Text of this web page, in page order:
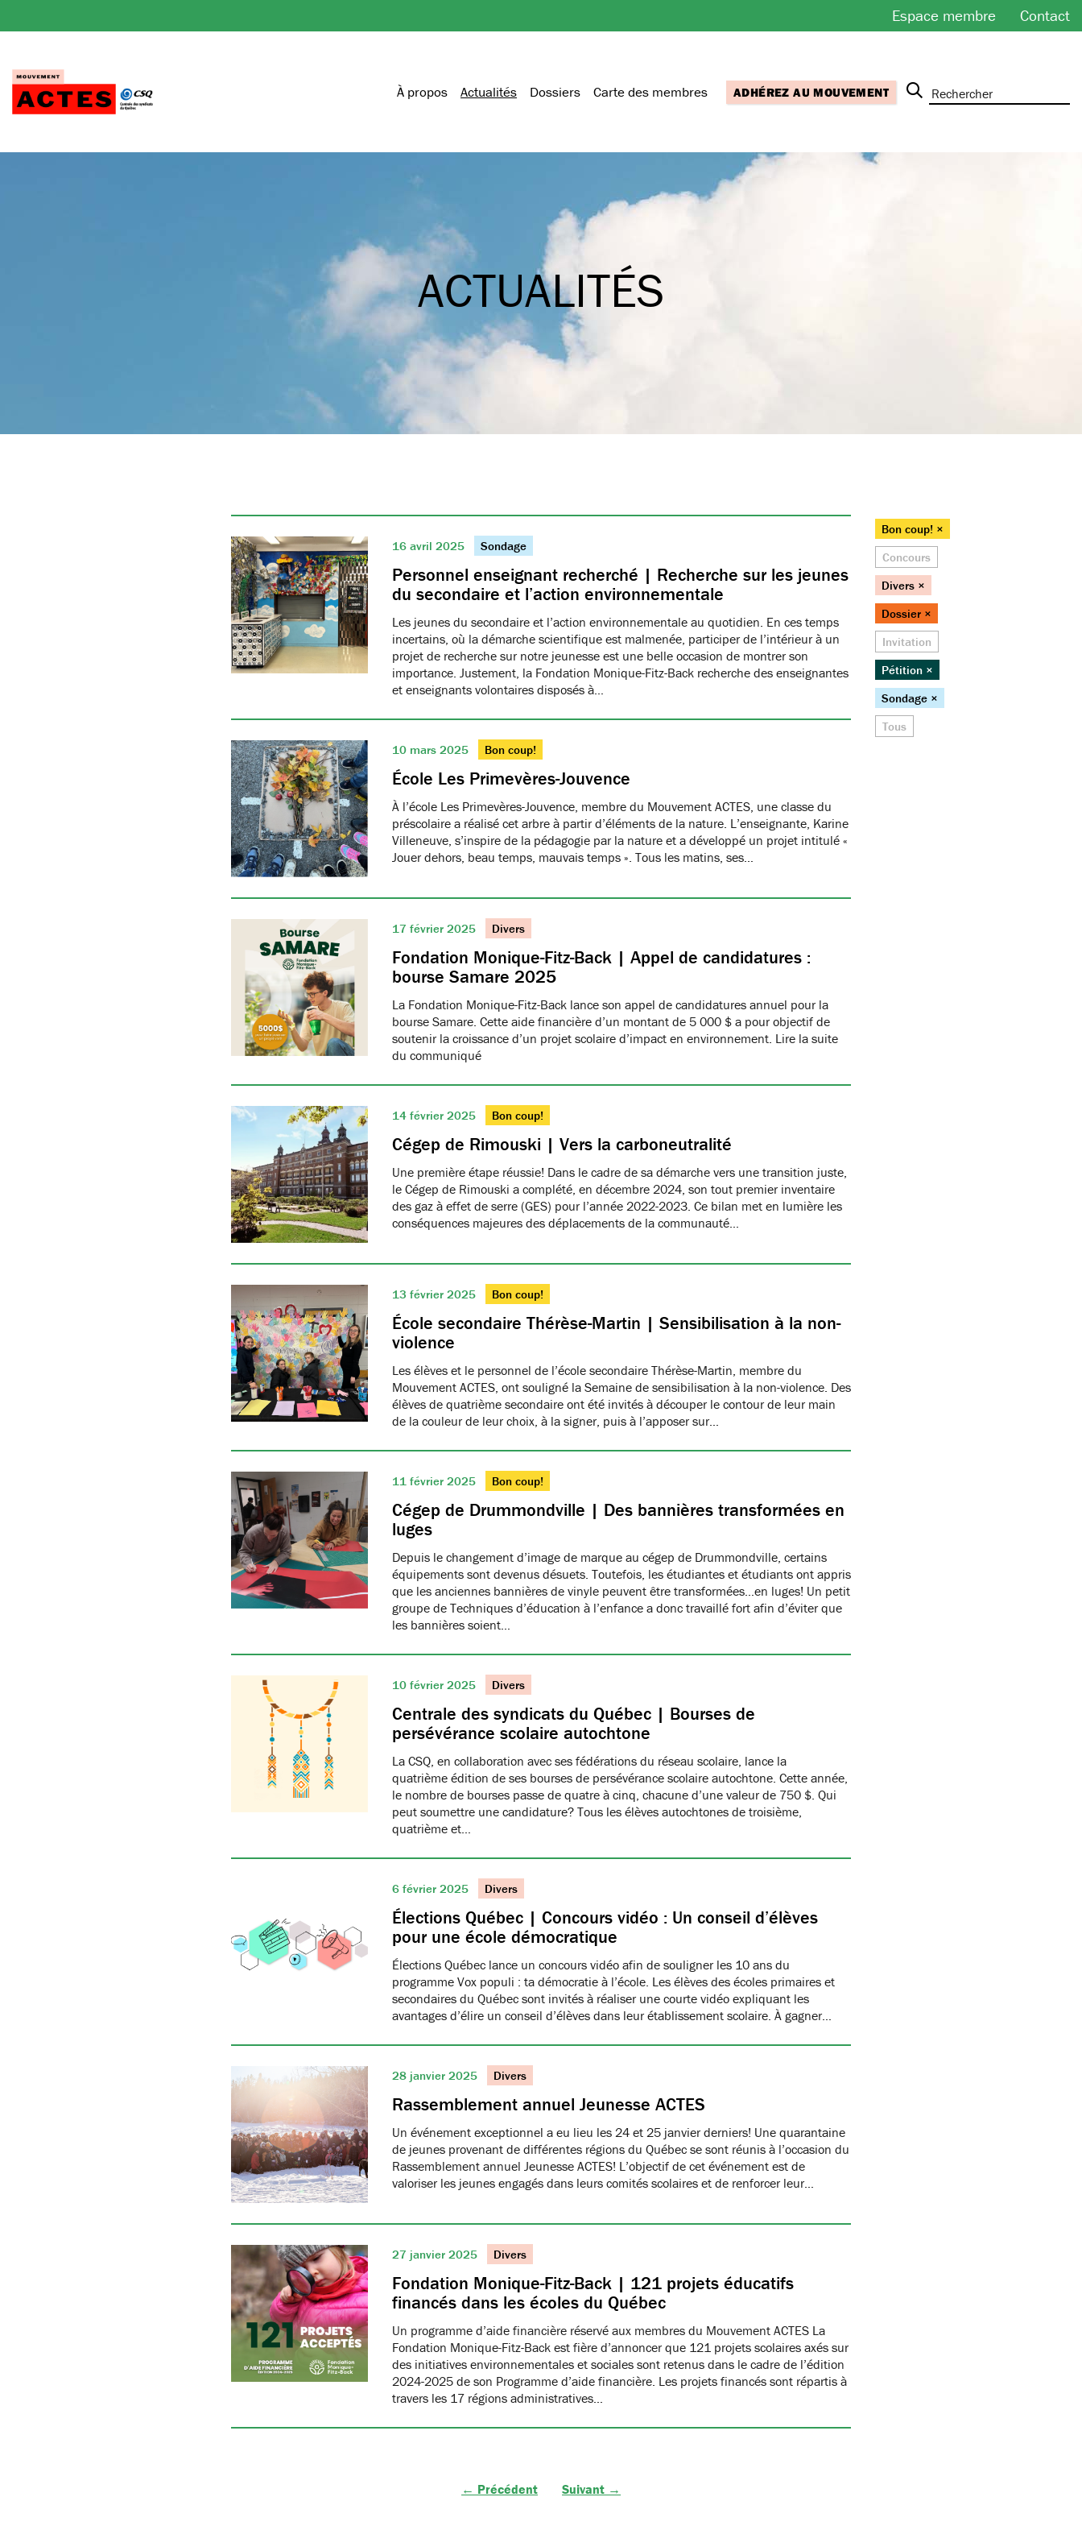
au
Espace membre Contact
À propos Actualités Dossiers Carte des membres ADHÉREZ AU MOUVEMENT
ACTUALITÉS
16 avril 2025 Sondage
Personnel enseignant recherché | Recherche sur les jeunes
du secondaire et l’action environnementale
Les jeunes du secondaire et l’action environnementale au quotidien. En ces temps
incertains, où la démarche scientifique est malmenée, participer de l’intérieur à un
projet de recherche sur notre jeunesse est une belle occasion de montrer son
importance. Justement, la Fondation Monique-Fitz-Back recherche des enseignantes
et enseignants volontaires disposés à…
10 mars 2025 Bon coup!
École Les Primevères-Jouvence
À l’école Les Primevères-Jouvence, membre du Mouvement ACTES, une classe du
préscolaire a réalisé cet arbre à partir d’éléments de la nature. L’enseignante, Karine
Villeneuve, s’inspire de la pédagogie par la nature et a développé un projet intitulé «
Jouer dehors, beau temps, mauvais temps ». Tous les matins, ses…
17 février 2025 Divers
Fondation Monique-Fitz-Back | Appel de candidatures :
bourse Samare 2025
La Fondation Monique-Fitz-Back lance son appel de candidatures annuel pour la
bourse Samare. Cette aide financière d’un montant de 5 000 $ a pour objectif de
soutenir la croissance d’un projet scolaire d’impact en environnement. Lire la suite
du communiqué
14 février 2025 Bon coup!
Cégep de Rimouski | Vers la carboneutralité
Une première étape réussie! Dans le cadre de sa démarche vers une transition juste,
le Cégep de Rimouski a complété, en décembre 2024, son tout premier inventaire
des gaz à effet de serre (GES) pour l’année 2022-2023. Ce bilan met en lumière les
conséquences majeures des déplacements de la communauté…
13 février 2025 Bon coup!
École secondaire Thérèse-Martin | Sensibilisation à la non-
violence
Les élèves et le personnel de l’école secondaire Thérèse-Martin, membre du
Mouvement ACTES, ont souligné la Semaine de sensibilisation à la non-violence. Des
élèves de quatrième secondaire ont été invités à découper le contour de leur main
de la couleur de leur choix, à la signer, puis à l’apposer sur…
11 février 2025 Bon coup!
Cégep de Drummondville | Des bannières transformées en
luges
Depuis le changement d’image de marque au cégep de Drummondville, certains
équipements sont devenus désuets. Toutefois, les étudiantes et étudiants ont appris
que les anciennes bannières de vinyle peuvent être transformées…en luges! Un petit
groupe de Techniques d’éducation à l’enfance a donc travaillé fort afin d’éviter que
les bannières soient…
10 février 2025 Divers
Centrale des syndicats du Québec | Bourses de
persévérance scolaire autochtone
La CSQ, en collaboration avec ses fédérations du réseau scolaire, lance la
quatrième édition de ses bourses de persévérance scolaire autochtone. Cette année,
le nombre de bourses passe de quatre à cinq, chacune d’une valeur de 750 $. Qui
peut soumettre une candidature? Tous les élèves autochtones de troisième,
quatrième et…
6 février 2025 Divers
Élections Québec | Concours vidéo : Un conseil d’élèves
pour une école démocratique
Élections Québec lance un concours vidéo afin de souligner les 10 ans du
programme Vox populi : ta démocratie à l’école. Les élèves des écoles primaires et
secondaires du Québec sont invités à réaliser une courte vidéo expliquant les
avantages d’élire un conseil d’élèves dans leur établissement scolaire. À gagner…
28 janvier 2025 Divers
Rassemblement annuel Jeunesse ACTES
Un événement exceptionnel a eu lieu les 24 et 25 janvier derniers! Une quarantaine
de jeunes provenant de différentes régions du Québec se sont réunis à l’occasion du
Rassemblement annuel Jeunesse ACTES! L’objectif de cet événement est de
valoriser les jeunes engagés dans leurs comités scolaires et de renforcer leur…
27 janvier 2025 Divers
Fondation Monique-Fitz-Back | 121 projets éducatifs
financés dans les écoles du Québec
Un programme d’aide financière réservé aux membres du Mouvement ACTES La
Fondation Monique-Fitz-Back est fière d’annoncer que 121 projets scolaires axés sur
des initiatives environnementales et sociales sont retenus dans le cadre de l’édition
2024-2025 de son Programme d’aide financière. Les projets financés sont répartis à
travers les 17 régions administratives…
Bon coup! ×
Concours
Divers ×
Dossier ×
Invitation
Pétition ×
Sondage ×
Tous
← Précédent Suivant →